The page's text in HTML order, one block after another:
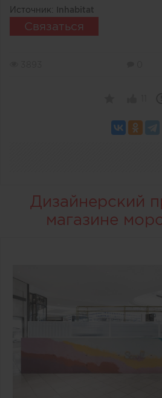
Источник: Inhabitat
Связаться
Дизайнерский
магазине